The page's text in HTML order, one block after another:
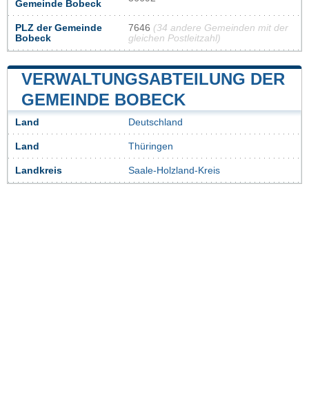
Gemeinde Bobeck
PLZ der Gemeinde
Bobeck
7646 (34 andere Gemeinden mit der
gleichen Postleitzahl)
VERWALTUNGSABTEILUNG DER
GEMEINDE BOBECK
Land Deutschland
Land Thüringen
Landkreis Saale-Holzland-Kreis